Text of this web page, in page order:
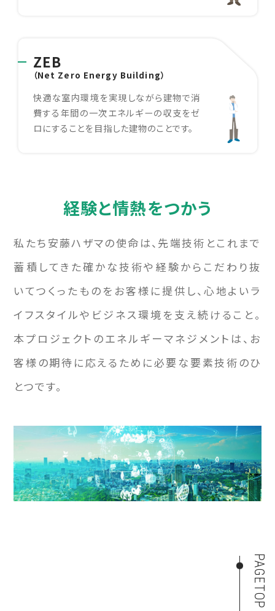
ZEB
（Net Zero Energy Building）
快適な室内環境を実現しながら建物で消
費する年間の一次エネルギーの収支をゼ
ロにすることを目指した建物のことです。
経験と情熱をつかう
私たち安藤ハザマの使命は、先端技術とこれまで
蓄積してきた確かな技術や経験からこだわり抜
いてつくったものをお客様に提供し、心地よいラ
イフスタイルやビジネス環境を支え続けること。
本プロジェクトのエネルギーマネジメントは、お
客様の期待に応えるために必要な要素技術のひ
とつです。
PAGETOP